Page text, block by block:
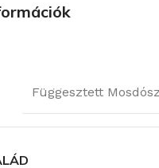
Függesztett